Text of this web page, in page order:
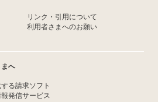
リンク・引用について
利用者さまへのお願い
へ
る請求ソフト
発信サービス